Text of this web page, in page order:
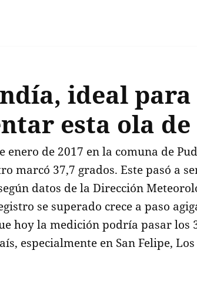
ideal para
esta ola
enero de 2017 en la comuna de
marcó 37,7 grados. Este pasó a
datos de la Dirección
se superado crece a paso
hoy la medición podría pasar los
especialmente en San Felipe,